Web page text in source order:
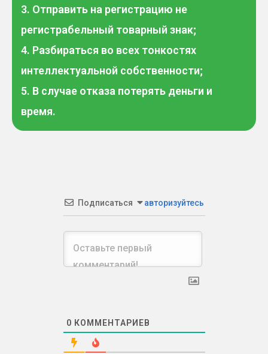
3. Отправить на регистрацию не
регистрабельный товарный знак;
4. Разбираться во всех тонкостях
интеллектуальной собственности;
5. В случае отказа потерять деньги и
время.
Подписаться авторизуйтесь
0 КОММЕНТАРИЕВ